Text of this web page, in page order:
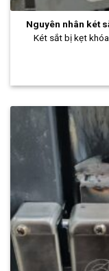
Nguyên nhân két
Két sắt bị kẹt